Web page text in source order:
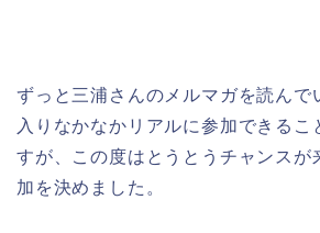
ずっと三浦さんのメルマガを読んで
入りなかなかリアルに参加できるこ
すが、この度はとうとうチャンスが
加を決めました。